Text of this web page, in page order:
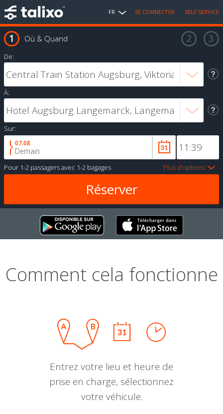
FR SE CONNECTER SELF SERVICE
Où & Quand
De:
À:
Sur:
07.08
Demain
Pour 1-2 passagersavec 1-2 bagages Plus d'options
Comment cela fonctionne
Entrez votre lieu et heure de
prise en charge, sélectionnez
votre véhicule.